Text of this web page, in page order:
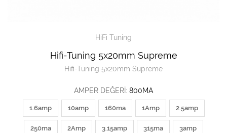
HiFi Tuning
Hifi-Tuning 5x20mm Supreme
Hifi-Tuning 5x20mm Supreme
AMPER DEĞERI: 800MA
1.6amp 10amp 160ma 1Amp 2.5amp
250ma 2Amp 3.15amp 315ma 3amp